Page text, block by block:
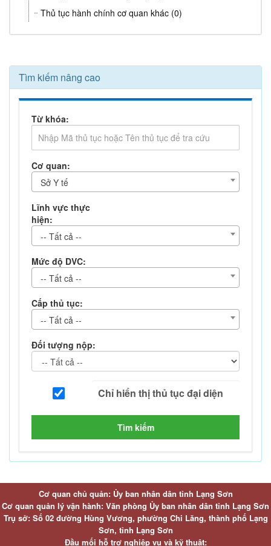
Thủ tục hành chính cơ quan khác (0)
Tìm kiếm nâng cao
Từ khóa:
Cơ quan:
Sở Y tế
Lĩnh vực thực
hiện:
-- Tất cả --
Mức độ DVC:
-- Tất cả --
Cấp thủ tục:
-- Tất cả --
Đối tượng nộp:
Tìm kiếm
Cơ quan chủ quản: Ủy ban nhân dân tỉnh Lạng Sơn
Cơ quan quản lý vận hành: Văn phòng Ủy ban nhân dân tỉnh Lạng Sơn
Trụ sở: Số 02 đường Hùng Vương, phường Chi Lăng, thành phố Lạng
Sơn, tỉnh Lạng Sơn
Đầu mối hỗ trợ nghiệp vụ và kỹ thuật: